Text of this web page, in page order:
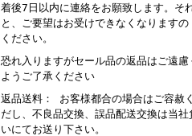
着後7日以内に連絡をお願致します。そ
と、ご要望はお受けできなくなります
ください。
恐れ入りますがセール品の返品はご遠慮
ようご了承ください
返品送料： お客様都合の場合はご容赦
だし、不良品交換、誤品配送交換は当
いにてお送り下さい。